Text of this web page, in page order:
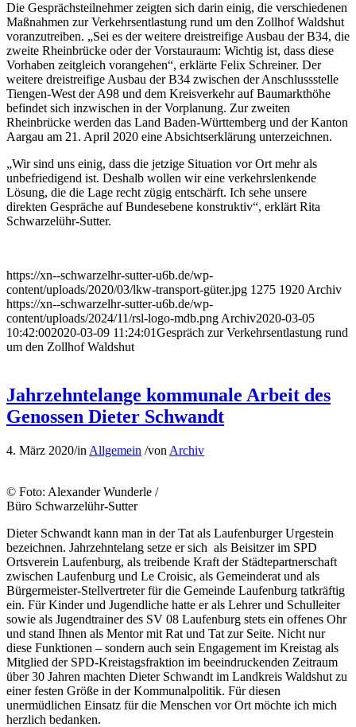
Die Gesprächsteilnehmer zeigten sich darin einig, die verschiedenen
Maßnahmen zur Verkehrsentlastung rund um den Zollhof Waldshut
voranzutreiben. „Sei es der weitere dreistreifige Ausbau der B34, die
zweite Rheinbrücke oder der Vorstauraum: Wichtig ist, dass diese
Vorhaben zeitgleich vorangehen“, erklärte Felix Schreiner. Der
weitere dreistreifige Ausbau der B34 zwischen der Anschlussstelle
Tiengen-West der A98 und dem Kreisverkehr auf Baumarkthöhe
befindet sich inzwischen in der Vorplanung. Zur zweiten
Rheinbrücke werden das Land Baden-Württemberg und der Kanton
Aargau am 21. April 2020 eine Absichtserklärung unterzeichnen.
„Wir sind uns einig, dass die jetzige Situation vor Ort mehr als
unbefriedigend ist. Deshalb wollen wir eine verkehrslenkende
Lösung, die die Lage recht zügig entschärft. Ich sehe unsere
direkten Gespräche auf Bundesebene konstruktiv“, erklärt Rita
Schwarzelühr-Sutter.
https://xn--schwarzelhr-sutter-u6b.de/wp-
content/uploads/2020/03/lkw-transport-güter.jpg 1275 1920 Archiv
https://xn--schwarzelhr-sutter-u6b.de/wp-
content/uploads/2024/11/rsl-logo-mdb.png Archiv2020-03-05
10:42:002020-03-09 11:24:01Gespräch zur Verkehrsentlastung rund
um den Zollhof Waldshut
Jahrzehntelange kommunale Arbeit des
Genossen Dieter Schwandt
4. März 2020/in Allgemein /von Archiv
© Foto: Alexander Wunderle /
Büro Schwarzelühr-Sutter
Dieter Schwandt kann man in der Tat als Laufenburger Urgestein
bezeichnen. Jahrzehntelang setze er sich als Beisitzer im SPD
Ortsverein Laufenburg, als treibende Kraft der Städtepartnerschaft
zwischen Laufenburg und Le Croisic, als Gemeinderat und als
Bürgermeister-Stellvertreter für die Gemeinde Laufenburg tatkräftig
ein. Für Kinder und Jugendliche hatte er als Lehrer und Schulleiter
sowie als Jugendtrainer des SV 08 Laufenburg stets ein offenes Ohr
und stand Ihnen als Mentor mit Rat und Tat zur Seite. Nicht nur
diese Funktionen – sondern auch sein Engagement im Kreistag als
Mitglied der SPD-Kreistagsfraktion im beeindruckenden Zeitraum
über 30 Jahren machten Dieter Schwandt im Landkreis Waldshut zu
einer festen Größe in der Kommunalpolitik. Für diesen
unermüdlichen Einsatz für die Menschen vor Ort möchte ich mich
herzlich bedanken.